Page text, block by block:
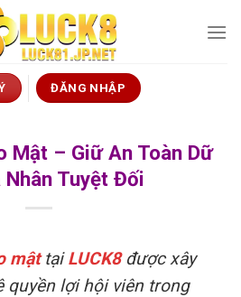
ĐĂNG NHẬP
Mật – Giữ An Toàn Dữ
Nhân Tuyệt Đối
mậttạiLUCK8được xây
quyền lợi hội viên trong